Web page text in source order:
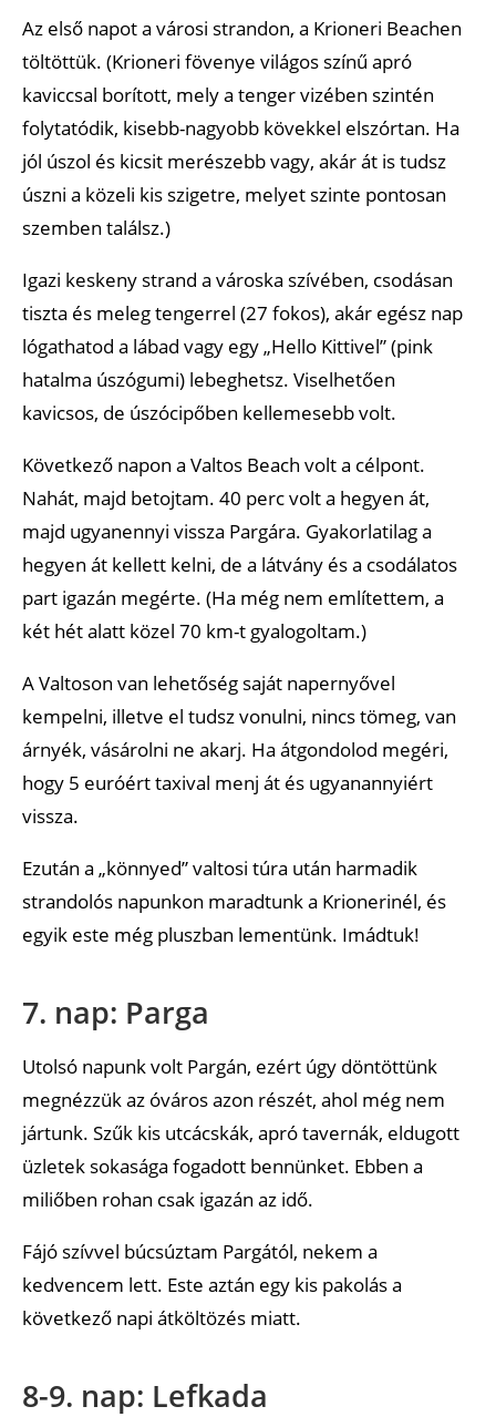
Az első napot a városi strandon, a Krioneri Beachen
töltöttük. (Krioneri fövenye világos színű apró
kaviccsal borított, mely a tenger vizében szintén
folytatódik, kisebb-nagyobb kövekkel elszórtan. Ha
jól úszol és kicsit merészebb vagy, akár át is tudsz
úszni a közeli kis szigetre, melyet szinte pontosan
szemben találsz.)
Igazi keskeny strand a városka szívében, csodásan
tiszta és meleg tengerrel (27 fokos), akár egész nap
lógathatod a lábad vagy egy „Hello Kittivel” (pink
hatalma úszógumi) lebeghetsz. Viselhetően
kavicsos, de úszócipőben kellemesebb volt.
Következő napon a Valtos Beach volt a célpont.
Nahát, majd betojtam. 40 perc volt a hegyen át,
majd ugyanennyi vissza Pargára. Gyakorlatilag a
hegyen át kellett kelni, de a látvány és a csodálatos
part igazán megérte. (Ha még nem említettem, a
két hét alatt közel 70 km-t gyalogoltam.)
A Valtoson van lehetőség saját napernyővel
kempelni, illetve el tudsz vonulni, nincs tömeg, van
árnyék, vásárolni ne akarj. Ha átgondolod megéri,
hogy 5 euróért taxival menj át és ugyanannyiért
vissza.
Ezután a „könnyed” valtosi túra után harmadik
strandolós napunkon maradtunk a Krionerinél, és
egyik este még pluszban lementünk. Imádtuk!
7. nap: Parga
Utolsó napunk volt Pargán, ezért úgy döntöttünk
megnézzük az óváros azon részét, ahol még nem
jártunk. Szűk kis utcácskák, apró tavernák, eldugott
üzletek sokasága fogadott bennünket. Ebben a
miliőben rohan csak igazán az idő.
Fájó szívvel búcsúztam Pargától, nekem a
kedvencem lett. Este aztán egy kis pakolás a
következő napi átköltözés miatt.
8-9. nap: Lefkada